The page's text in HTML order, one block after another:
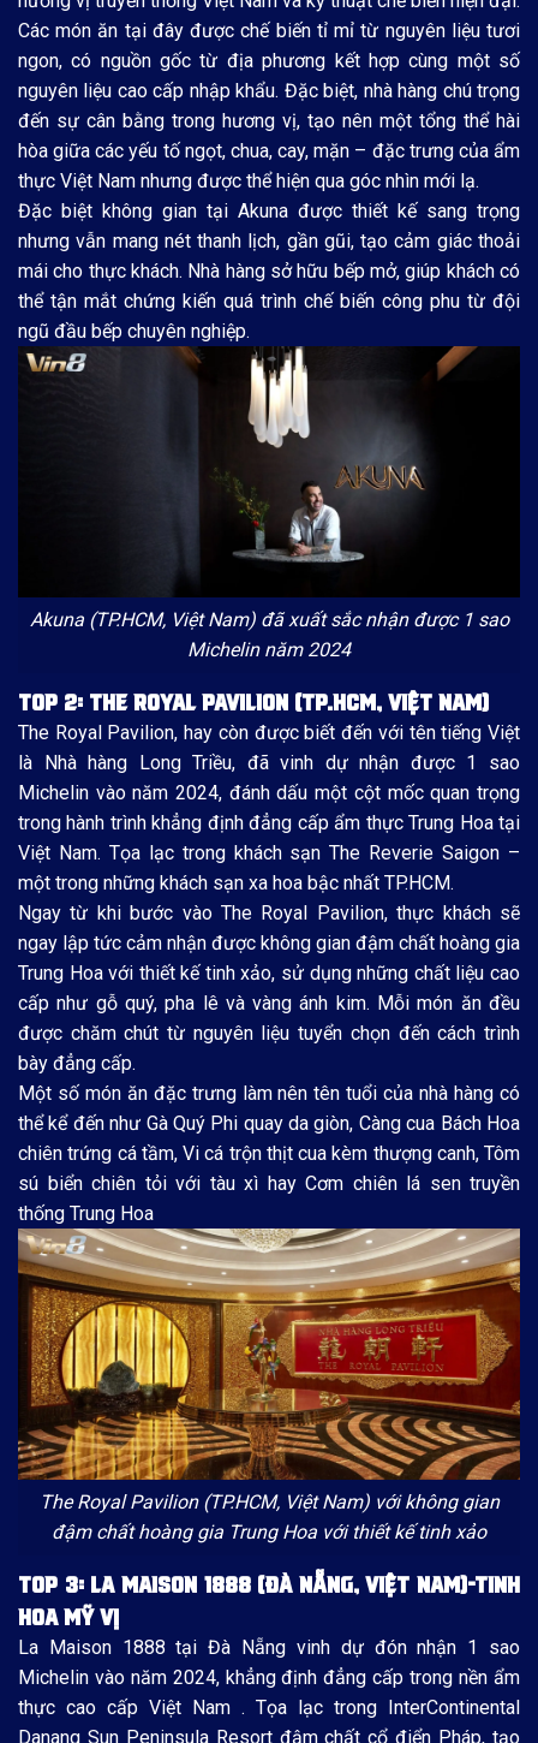
Các món ăn tại đây được chế biến tỉ mỉ từ nguyên liệu tươi
ngon, có nguồn gốc từ địa phương kết hợp cùng một số
nguyên liệu cao cấp nhập khẩu. Đặc biệt, nhà hàng chú trọng
đến sự cân bằng trong hương vị, tạo nên một tổng thể hài
hòa giữa các yếu tố ngọt, chua, cay, mặn – đặc trưng của ẩm
thực Việt Nam nhưng được thể hiện qua góc nhìn mới lạ.
Đặc biệt không gian tại Akuna được thiết kế sang trọng
nhưng vẫn mang nét thanh lịch, gần gũi, tạo cảm giác thoải
mái cho thực khách. Nhà hàng sở hữu bếp mở, giúp khách có
thể tận mắt chứng kiến quá trình chế biến công phu từ đội
ngũ đầu bếp chuyên nghiệp.
Akuna (TP.HCM, Việt Nam) đã xuất sắc nhận được 1 sao
Michelin năm 2024
TOP 2: THE ROYAL PAVILION (TP.HCM, VIỆT NAM)
The Royal Pavilion, hay còn được biết đến với tên tiếng Việt
là Nhà hàng Long Triều, đã vinh dự nhận được 1 sao
Michelin vào năm 2024, đánh dấu một cột mốc quan trọng
trong hành trình khẳng định đẳng cấp ẩm thực Trung Hoa tại
Việt Nam. Tọa lạc trong khách sạn The Reverie Saigon –
một trong những khách sạn xa hoa bậc nhất TP.HCM.
Ngay từ khi bước vào The Royal Pavilion, thực khách sẽ
ngay lập tức cảm nhận được không gian đậm chất hoàng gia
Trung Hoa với thiết kế tinh xảo, sử dụng những chất liệu cao
cấp như gỗ quý, pha lê và vàng ánh kim. Mỗi món ăn đều
được chăm chút từ nguyên liệu tuyển chọn đến cách trình
bày đẳng cấp.
Một số món ăn đặc trưng làm nên tên tuổi của nhà hàng có
thể kể đến như Gà Quý Phi quay da giòn, Càng cua Bách Hoa
chiên trứng cá tầm, Vi cá trộn thịt cua kèm thượng canh, Tôm
sú biển chiên tỏi với tàu xì hay Cơm chiên lá sen truyền
thống Trung Hoa
The Royal Pavilion (TP.HCM, Việt Nam) với không gian
đậm chất hoàng gia Trung Hoa với thiết kế tinh xảo
TOP 3: LA MAISON 1888 (ĐÀ NẴNG, VIỆT NAM)-TINH
HOA MỸ VỊ
La Maison 1888 tại Đà Nẵng vinh dự đón nhận 1 sao
Michelin vào năm 2024, khẳng định đẳng cấp trong nền ẩm
thực cao cấp Việt Nam . Tọa lạc trong InterContinental
Danang Sun Peninsula Resort đậm chất cổ điển Pháp, tạo